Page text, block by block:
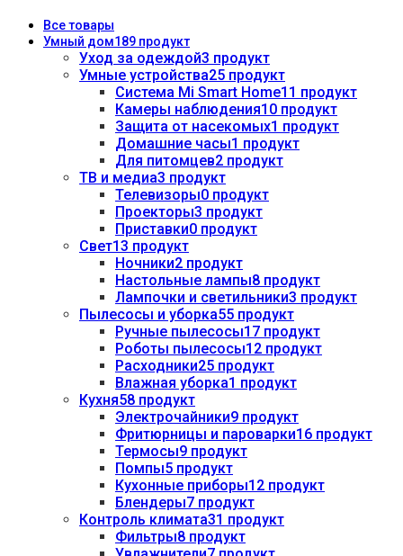
Всетовары
Умный дом189 продукт
Уход за одеждой3 продукт
Умные устройства25 продукт
Система Mi Smart Home11 продукт
Камеры наблюдения10 продукт
Защита от насекомых1 продукт
Домашние часы1 продукт
Для питомцев2 продукт
ТВ и медиа3 продукт
Телевизоры0 продукт
Проекторы3 продукт
Приставки0 продукт
Свет13 продукт
Ночники2 продукт
Настольные лампы8 продукт
Лампочки и светильники3 продукт
Пылесосы и уборка55 продукт
Ручные пылесосы17 продукт
Роботы пылесосы12 продукт
Расходники25 продукт
Влажная уборка1 продукт
Кухня58 продукт
Электрочайники9 продукт
Фритюрницы и пароварки16 продукт
Термосы9 продукт
Помпы5 продукт
Кухонные приборы12 продукт
Блендеры7 продукт
Контроль климата31 продукт
Фильтры8 продукт